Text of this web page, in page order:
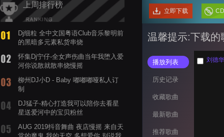
上周排行榜
Dj细粒 全中文国粤语Club音乐黎明前
的黑暗多元素私货串烧
怀集Dj宁仔-全女声伤曲当年我堕入爱
河你说散就散串烧慢摇
柳州DJ小D - Baby 嘟嘟嘟哑私人订
制
DJ猛子-精心打造我可以陪你去看星
星送爱河中的宝贝粉丝
AUG 2019抖音舞曲 夜店慢摇 来自天
立即下载
温馨提示:下载的
播放列表
历史记录
收藏歌曲
最新歌曲
推荐歌曲
刘德